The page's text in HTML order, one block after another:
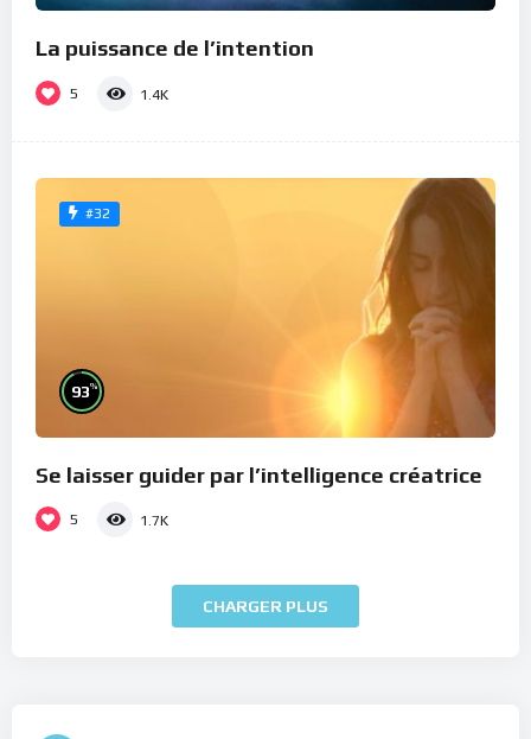
La puissance de l’intention
5 1.4K
#32
93%
Se laisser guider par l’intelligence créatrice
5 1.7K
CHARGER PLUS